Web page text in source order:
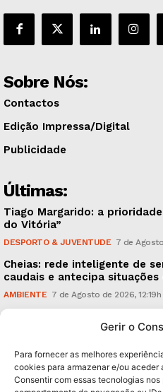
Gerir o
Para fornecer as melhores
cookies para armazenar e/ou aceder
Consentir com essas tecnologias
Sobre Nós:
Contactos
Edição Impressa/Digital
Publicidade
Últimas:
Tiago Margarido: a
do Vitória”
DESPORTO & JUVENTUDE 7 de
Cheias: rede inteligente de
caudais e antecipa situações
AMBIENTE 7 de Agosto de 2026, 12:19h
Subscreva